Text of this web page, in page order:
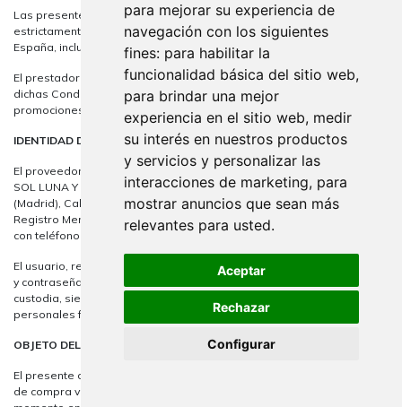
para mejorar su experiencia de
navegación con los siguientes
fines: para habilitar la
funcionalidad básica del sitio web,
para brindar una mejor
experiencia en el sitio web, medir
su interés en nuestros productos
y servicios y personalizar las
interacciones de marketing, para
mostrar anuncios que sean más
relevantes para usted.
Aceptar
Rechazar
Configurar
Las presentes condiciones generales de venta se aplican
estrictamente a todas las ventas de productos efectuadas en
España, incluido las Islas Canarias y las Islas Baleares.
El prestador se reserva el derecho de modificar unilateralmente
dichas Condiciones, sin que ello pueda afectar a los bienes o
promociones que fueron adquiridos previamente a la modificación.
IDENTIDAD DE LAS PARTES
El proveedor de los bienes o servicios contratados por el usuario es
SOL LUNA Y ESTRELLA S.L., con domicilio social en Fuenlabrada
(Madrid), Calle Bierzo núm. 29 y con C.I.F. B-83635417, inscrito en el
Registro Mercantil de Madrid, tomo 19983, folio 58, hoja M-352319, y
con teléfono de atención al cliente 916422941.
El usuario, registrado en el sitio web mediante un nombre de usuario
y contraseña, sobre los que tiene responsabilidad plena de uso y
custodia, siendo responsable de la veracidad de los datos
personales facilitados al prestador.
OBJETO DEL CONTRATO
El presente contrato tiene por objeto regular la relación contractual
de compra venta nacida entre el prestador y el usuario en el